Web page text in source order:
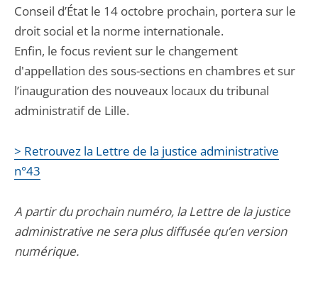
Conseil d’État le 14 octobre prochain, portera sur le
droit social et la norme internationale.
Enfin, le focus revient sur le changement
d'appellation des sous-sections en chambres et sur
l’inauguration des nouveaux locaux du tribunal
administratif de Lille.
> Retrouvez la Lettre de la justice administrative
n°43
A partir du prochain numéro, la Lettre de la justice
administrative ne sera plus diffusée qu’en version
numérique.